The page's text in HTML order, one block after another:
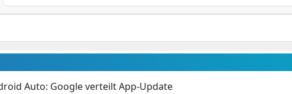
Auto: Google verteilt App-Update